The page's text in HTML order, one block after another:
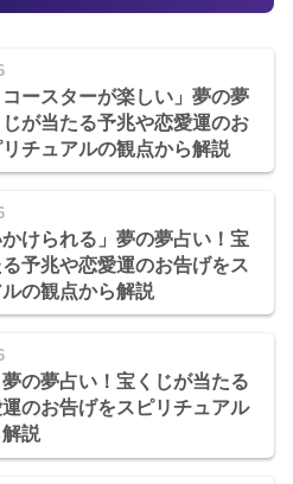
コースターが楽しい」夢の夢
が当たる予兆や恋愛運のお
チュアルの観点から解説
かけられる」夢の夢占い！宝
る予兆や恋愛運のお告げをス
の観点から解説
夢の夢占い！宝くじが当たる
のお告げをスピリチュアル
説